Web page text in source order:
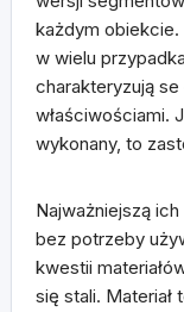
każdym
w wielu
charakteryzują
właściwościami.
wykonany, to
Najważniejszą
bez potrzeby
kwestii
się stali. Materiał